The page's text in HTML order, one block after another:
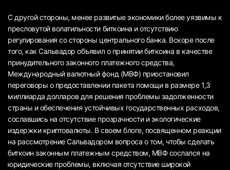
С другой стороны, менее развитые экономики более уязвимы к
пресловутой волатильности биткоина и отсутствию
регулирования со стороны центрального банка. Вскоре после
того, как Сальвадор объявил о принятии биткоина в качестве
принудительного законного платежного средства,
Международный валютный фонд (МВФ) приостановил
переговоры о предоставлении пакета помощи в размере 1,3
миллиарда долларов для решения проблемы задолженности
страны и обеспечения устойчивых государственных расходов,
сославшись на отсутствие прозрачности и экологические
издержки криптовалюты. В своем блоге, посвященном реакции
на рассмотрение Сальвадором вопроса о том, чтобы сделать
биткоин законным платежным средством, МВФ сослался на
юридические проблемы, включая отсутствие широкой